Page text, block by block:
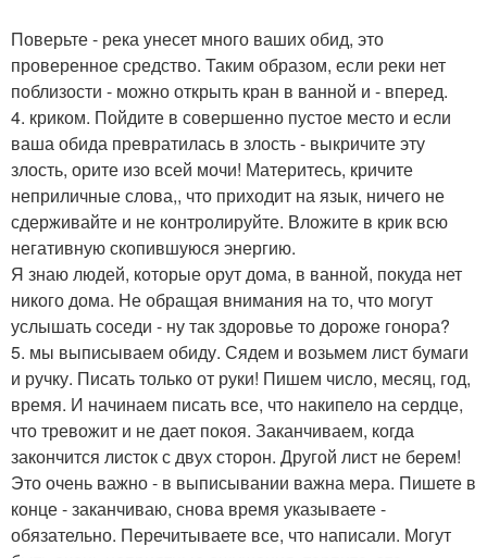
Поверьте - река унесет много ваших обид, это
проверенное средство. Таким образом, если реки нет
поблизости - можно открыть кран в ванной и - вперед.
4. криком. Пойдите в совершенно пустое место и если
ваша обида превратилась в злость - выкричите эту
злость, орите изо всей мочи! Материтесь, кричите
неприличные слова,, что приходит на язык, ничего не
сдерживайте и не контролируйте. Вложите в крик всю
негативную скопившуюся энергию.
Я знаю людей, которые орут дома, в ванной, покуда нет
никого дома. Не обращая внимания на то, что могут
услышать соседи - ну так здоровье то дороже гонора?
5. мы выписываем обиду. Сядем и возьмем лист бумаги
и ручку. Писать только от руки! Пишем число, месяц, год,
время. И начинаем писать все, что накипело на сердце,
что тревожит и не дает покоя. Заканчиваем, когда
закончится листок с двух сторон. Другой лист не берем!
Это очень важно - в выписывании важна мера. Пишете в
конце - заканчиваю, снова время указываете -
обязательно. Перечитываете все, что написали. Могут